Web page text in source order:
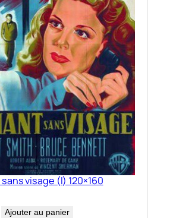
visage (l) 120×160
Ajouter au panier